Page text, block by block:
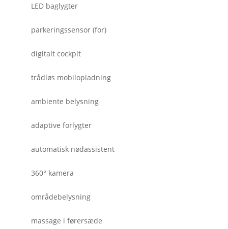
LED baglygter
parkeringssensor (for)
digitalt cockpit
trådløs mobilopladning
ambiente belysning
adaptive forlygter
automatisk nødassistent
360° kamera
områdebelysning
massage i førersæde